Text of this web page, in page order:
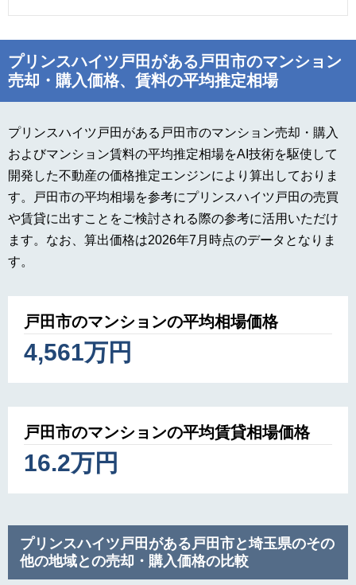
プリンスハイツ戸田がある戸田市のマンション
売却・購入価格、賃料の平均推定相場
プリンスハイツ戸田がある戸田市のマンション売却・購入
およびマンション賃料の平均推定相場をAI技術を駆使して
開発した不動産の価格推定エンジンにより算出しておりま
す。戸田市の平均相場を参考にプリンスハイツ戸田の売買
や賃貸に出すことをご検討される際の参考に活用いただけ
ます。なお、算出価格は2026年7月時点のデータとなりま
す。
戸田市のマンションの平均相場価格
4,561万円
戸田市のマンションの平均賃貸相場価格
16.2万円
プリンスハイツ戸田がある戸田市と埼玉県のその
他の地域との売却・購入価格の比較